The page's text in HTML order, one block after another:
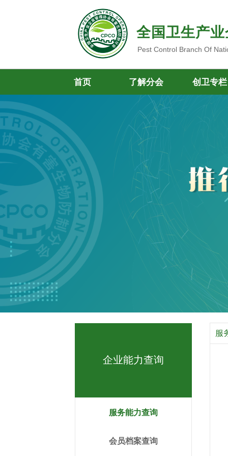
全国卫生产
Pest Control Branch Of
首页 了解分会 创卫专栏
企业能力查询
服务能力查询
会员档案查询
服